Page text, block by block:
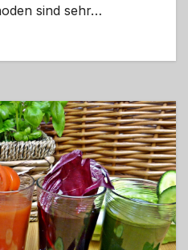
sind sehr…